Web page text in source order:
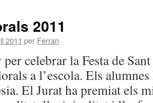
2011
2011 per Ferran
celebrar la Festa de
a l’escola. Els
El Jurat ha premiat els